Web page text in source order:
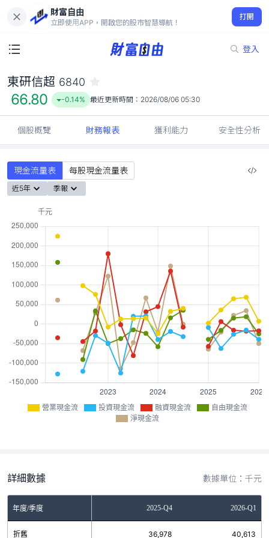
財富自由
立即使用APP，開啟您的股市智慧導航！
打開
登入
66.80
-0.14%
東研信超 6840
66.80 -0.14% 最近更新時間： 2026/08/06 05:30
個股概覽 財務報表 獲利能力 安全性分析
現金流量表 每股現金流量表
近5年 季報
營業現金流 投資現金流 融資現金流
自由現金流
淨現金流
詳細數據 數據單位：千元
年度/季度 2025-Q4 2026-Q1
折舊 36,978 40,613